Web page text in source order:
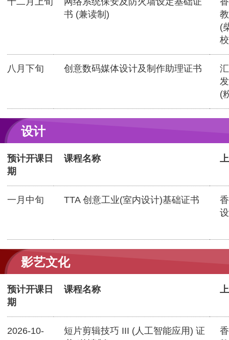
书 (兼读制)
(
八月下旬 创意数码媒体设计及制作助理证书
(
设计
预计开课日
期
课程名称
一月中旬 TTA 创意工业(室内设计)基础证书
影艺文化
预计开课日
期
课程名称
2026-10-
短片剪辑技巧 III (人工智能应用) 证